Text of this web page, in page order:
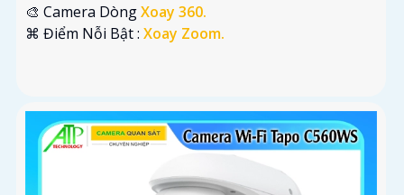
🎨 Camera DòngXoay 360.
️⌘ Điểm Nỗi Bật : Xoay Zoom.